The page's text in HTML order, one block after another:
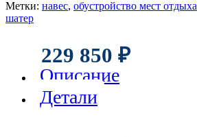
Метки: навес, обустройство мест отдыха
шатер
229 850 ₽
Описание
Детали